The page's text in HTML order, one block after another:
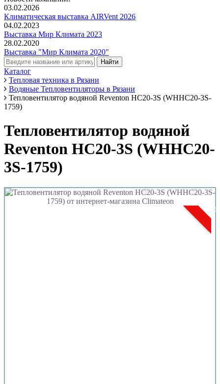
03.02.2026
Климатическая выставка AIRVent 2026
04.02.2023
Выставка Мир Климата 2023
28.02.2020
Выставка "Мир Климата 2020"
Каталог
Тепловая техника в Рязани
Водяные Тепловентиляторы в Рязани
Тепловентилятор водяной Reventon HC20-3S (WHHC20-3S-
1759)
Тепловентилятор водяной
Reventon HC20-3S (WHHC20-
3S-1759)
-17 %